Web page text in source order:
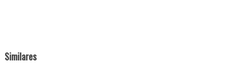
Similares